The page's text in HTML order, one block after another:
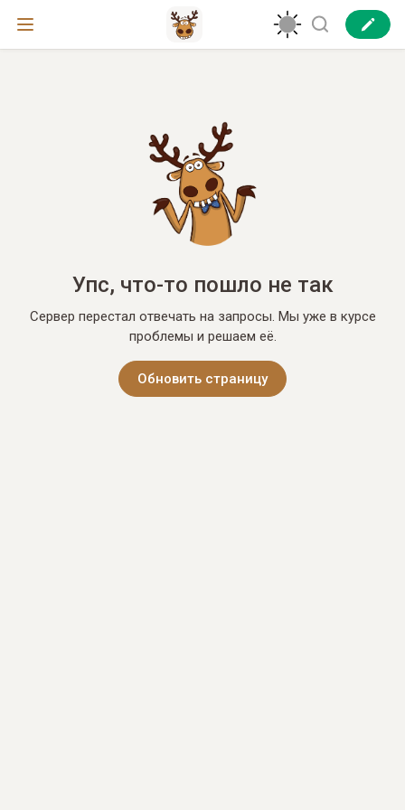
Упс, что-то пошло не так
Сервер перестал отвечать на запросы. Мы уже в курсе
проблемы и решаем её.
Обновить страницу